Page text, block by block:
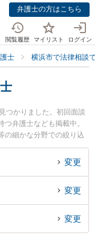
弁護士の方はこちら
閲覧履歴 マイリスト ログイン
士 横浜市で法律相談
つかりました。初回面談
弁護士なども掲載中。
の細かな分野での絞り込
オフィスの堅田 勇気弁
法律事務所 横浜
の実績豊富な近くの弁護
できる横浜市西区内の弁
おすすめです。
変更
変更
変更